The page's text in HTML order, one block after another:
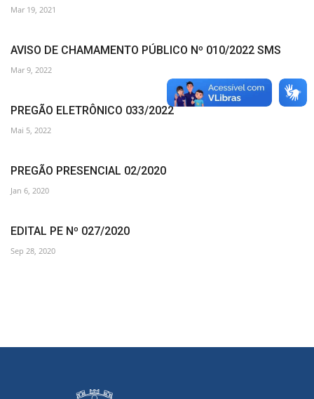
Mar 19, 2021
AVISO DE CHAMAMENTO PÚBLICO Nº 010/2022 SMS
Mar 9, 2022
PREGÃO ELETRÔNICO 033/2022
Mai 5, 2022
PREGÃO PRESENCIAL 02/2020
Jan 6, 2020
EDITAL PE Nº 027/2020
Sep 28, 2020